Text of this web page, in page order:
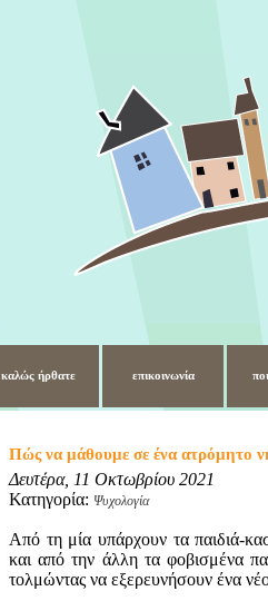
καλώς ήρθατε επικοινωνία
Πώς να μάθουμε σε ένα ατρόμητο
Δευτέρα, 11 Οκτωβρίου 2021
Κατηγορία: Ψυχολογία
Από τη μία υπάρχουν τα παιδιά-
και από την άλλη τα φοβισμένα
τολμώντας να εξερευνήσουν ένα